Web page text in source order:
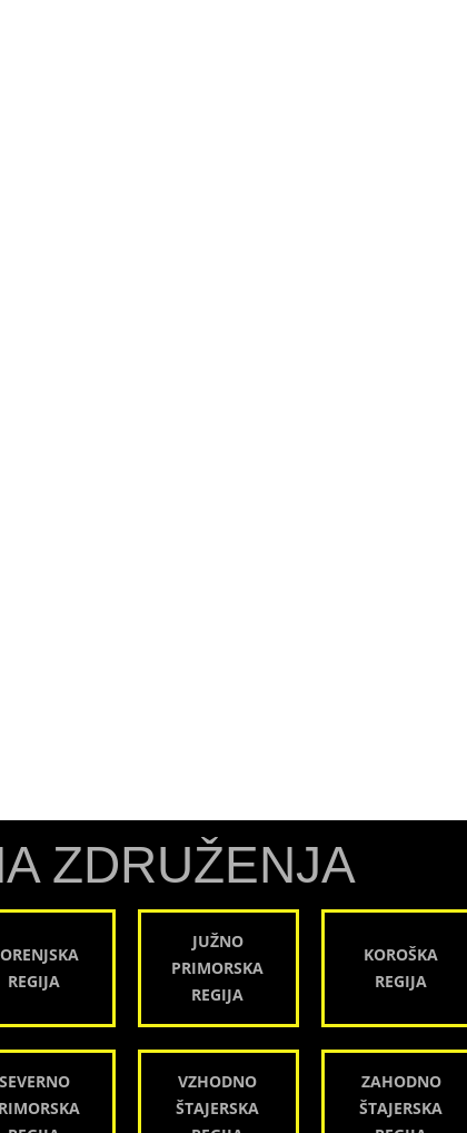
ZDRUŽENJA
REGIJA
JUŽNO
PRIMORSKA
REGIJA
KOROŠKA
REGIJA
SEVERNO
VZHODNO
ŠTAJERSKA
ZAHODNO
ŠTAJERSKA